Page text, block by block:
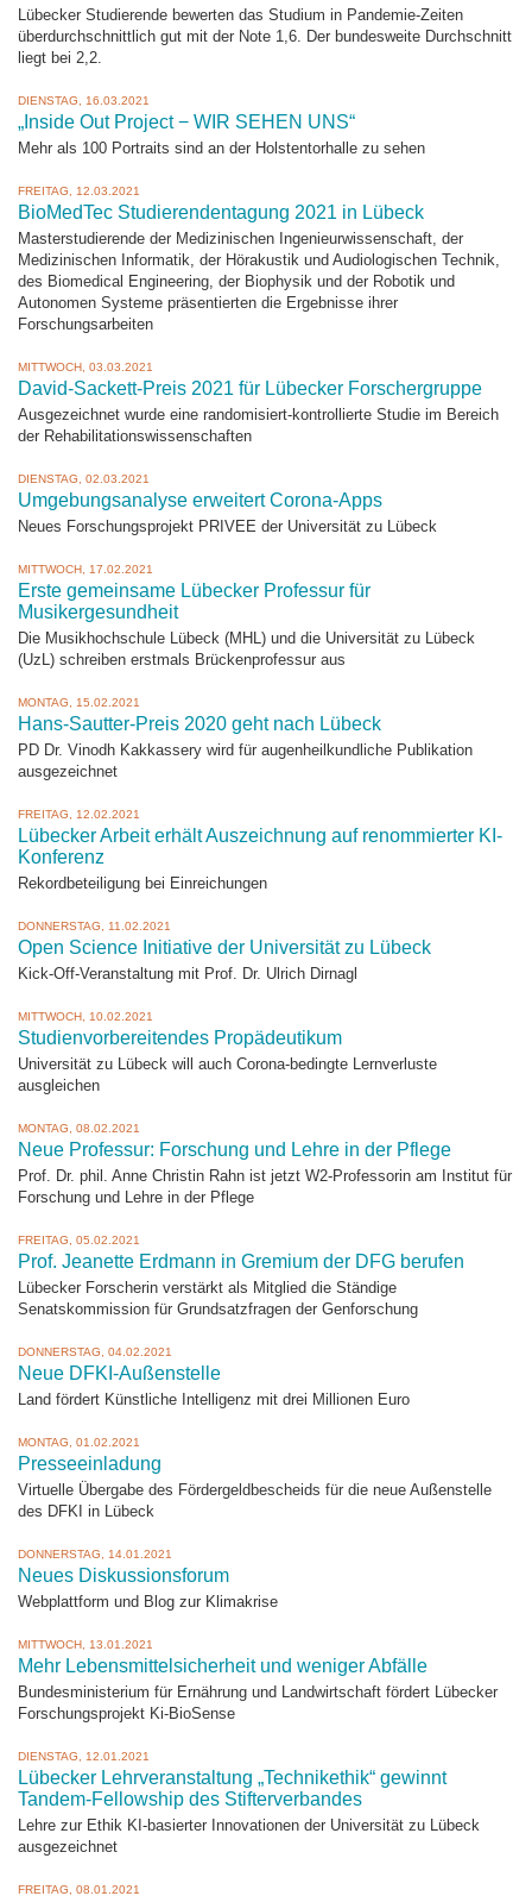
Lübecker Studierende bewerten das Studium in Pandemie-Zeiten
überdurchschnittlich gut mit der Note 1,6. Der bundesweite Durchschnitt
liegt bei 2,2.
DIENSTAG, 16.03.2021
„Inside Out Project − WIR SEHEN UNS“
Mehr als 100 Portraits sind an der Holstentorhalle zu sehen
FREITAG, 12.03.2021
BioMedTec Studierendentagung 2021 in Lübeck
Masterstudierende der Medizinischen Ingenieurwissenschaft, der
Medizinischen Informatik, der Hörakustik und Audiologischen Technik,
des Biomedical Engineering, der Biophysik und der Robotik und
Autonomen Systeme präsentierten die Ergebnisse ihrer
Forschungsarbeiten
MITTWOCH, 03.03.2021
David-Sackett-Preis 2021 für Lübecker Forschergruppe
Ausgezeichnet wurde eine randomisiert-kontrollierte Studie im Bereich
der Rehabilitationswissenschaften
DIENSTAG, 02.03.2021
Umgebungsanalyse erweitert Corona-Apps
Neues Forschungsprojekt PRIVEE der Universität zu Lübeck
MITTWOCH, 17.02.2021
Erste gemeinsame Lübecker Professur für
Musikergesundheit
Die Musikhochschule Lübeck (MHL) und die Universität zu Lübeck
(UzL) schreiben erstmals Brückenprofessur aus
MONTAG, 15.02.2021
Hans-Sautter-Preis 2020 geht nach Lübeck
PD Dr. Vinodh Kakkassery wird für augenheilkundliche Publikation
ausgezeichnet
FREITAG, 12.02.2021
Lübecker Arbeit erhält Auszeichnung auf renommierter KI-
Konferenz
Rekordbeteiligung bei Einreichungen
DONNERSTAG, 11.02.2021
Open Science Initiative der Universität zu Lübeck
Kick-Off-Veranstaltung mit Prof. Dr. Ulrich Dirnagl
MITTWOCH, 10.02.2021
Studienvorbereitendes Propädeutikum
Universität zu Lübeck will auch Corona-bedingte Lernverluste
ausgleichen
MONTAG, 08.02.2021
Neue Professur: Forschung und Lehre in der Pflege
Prof. Dr. phil. Anne Christin Rahn ist jetzt W2-Professorin am Institut für
Forschung und Lehre in der Pflege
FREITAG, 05.02.2021
Prof. Jeanette Erdmann in Gremium der DFG berufen
Lübecker Forscherin verstärkt als Mitglied die Ständige
Senatskommission für Grundsatzfragen der Genforschung
DONNERSTAG, 04.02.2021
Neue DFKI-Außenstelle
Land fördert Künstliche Intelligenz mit drei Millionen Euro
MONTAG, 01.02.2021
Presseeinladung
Virtuelle Übergabe des Fördergeldbescheids für die neue Außenstelle
des DFKI in Lübeck
DONNERSTAG, 14.01.2021
Neues Diskussionsforum
Webplattform und Blog zur Klimakrise
MITTWOCH, 13.01.2021
Mehr Lebensmittelsicherheit und weniger Abfälle
Bundesministerium für Ernährung und Landwirtschaft fördert Lübecker
Forschungsprojekt Ki-BioSense
DIENSTAG, 12.01.2021
Lübecker Lehrveranstaltung „Technikethik“ gewinnt
Tandem-Fellowship des Stifterverbandes
Lehre zur Ethik KI-basierter Innovationen der Universität zu Lübeck
ausgezeichnet
FREITAG, 08.01.2021